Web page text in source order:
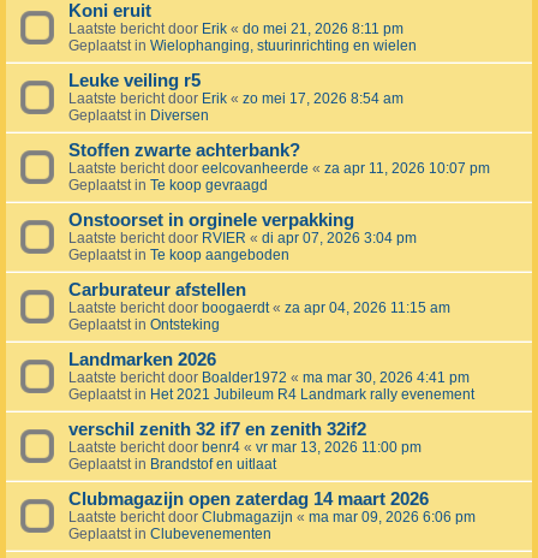
Koni eruit
Laatste bericht door Erik « do mei 21, 2026 8:11 pm
Geplaatst in Wielophanging, stuurinrichting en wielen
Leuke veiling r5
Laatste bericht door Erik « zo mei 17, 2026 8:54 am
Geplaatst in Diversen
Stoffen zwarte achterbank?
Laatste bericht door eelcovanheerde « za apr 11, 2026 10:07 pm
Geplaatst in Te koop gevraagd
Onstoorset in orginele verpakking
Laatste bericht door RVIER « di apr 07, 2026 3:04 pm
Geplaatst in Te koop aangeboden
Carburateur afstellen
Laatste bericht door boogaerdt« za apr 04, 2026 11:15 am
Geplaatst in Ontsteking
Landmarken 2026
Laatste bericht door Boalder1972 « ma mar 30, 2026 4:41 pm
Geplaatst in Het 2021 Jubileum R4 Landmark rally evenement
verschil zenith 32 if7 en zenith 32if2
Laatste bericht door benr4 « vr mar 13, 2026 11:00 pm
Geplaatst in Brandstof en uitlaat
Clubmagazijn open zaterdag 14 maart 2026
Laatste bericht door Clubmagazijn « ma mar 09, 2026 6:06 pm
Geplaatst in Clubevenementen